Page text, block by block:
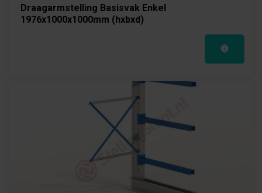
Draagarmstelling Basisvak Enkel
1976x1000x1000mm (hxbxd)